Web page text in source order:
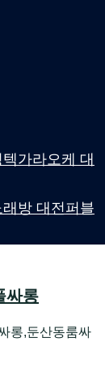
가라오케 대
방 대전퍼블
싸롱
롱,둔산동룸싸